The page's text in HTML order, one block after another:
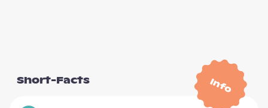
Info
Short-Facts